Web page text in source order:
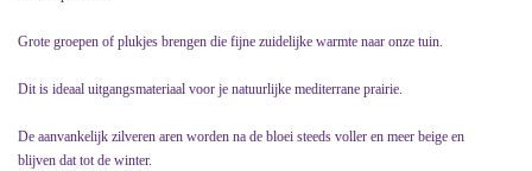
Grote groepen of plukjes brengen die fijne zuidelijke warmte naar onze tuin.
Dit is ideaal uitgangsmateriaal voor je natuurlijke mediterrane prairie.
De aanvankelijk zilveren aren worden na de bloei steeds voller en meer beige en
blijven dat tot de winter.